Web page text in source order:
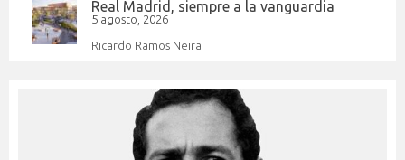
Real Madrid, siempre a la vanguardia
5 agosto, 2026
Ricardo Ramos Neira